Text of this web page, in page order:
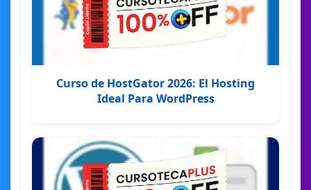
Curso de HostGator 2026: El Hosting
Ideal Para WordPress